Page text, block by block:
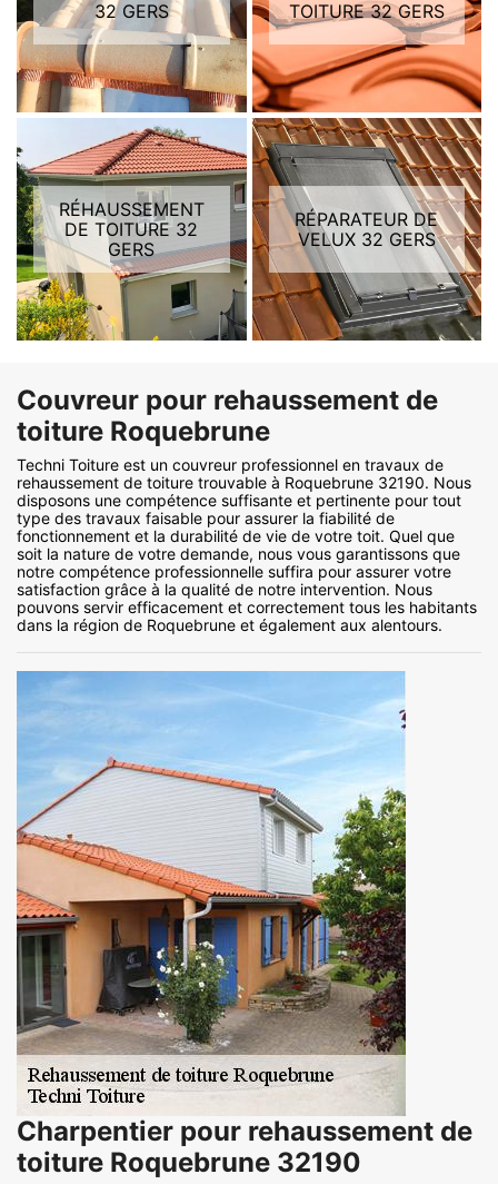
32 GERS
TOITURE 32 GERS
RÉHAUSSEMENT
DE TOITURE 32
GERS
RÉPARATEUR DE
VELUX 32 GERS
Couvreur pour rehaussement de
toiture Roquebrune
Techni Toiture est un couvreur professionnel en travaux de
rehaussement de toiture trouvable à Roquebrune 32190. Nous
disposons une compétence suffisante et pertinente pour tout
type des travaux faisable pour assurer la fiabilité de
fonctionnement et la durabilité de vie de votre toit. Quel que
soit la nature de votre demande, nous vous garantissons que
notre compétence professionnelle suffira pour assurer votre
satisfaction grâce à la qualité de notre intervention. Nous
pouvons servir efficacement et correctement tous les habitants
dans la région de Roquebrune et également aux alentours.
Charpentier pour rehaussement de
toiture Roquebrune 32190